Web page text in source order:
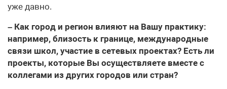
уже давно.
– Как город и регион влияют на Вашу практику:
например, близость к границе, международные
связи школ, участие в сетевых проектах? Есть ли
проекты, которые Вы осуществляете вместе с
коллегами из других городов или стран?